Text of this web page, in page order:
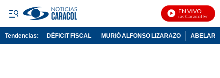
EN VIVO
Noticias Caracol En Vivo
Tendencias: DÉFICIT FISCAL MURIÓ ALFONSO LIZARAZO